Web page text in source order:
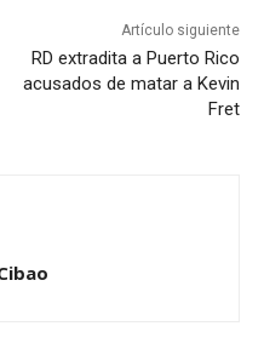
Artículo siguiente
RD extradita a Puerto Rico
acusados de matar a Kevin
Fret